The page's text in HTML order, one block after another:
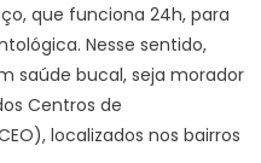
que funciona 24h, para
Nesse sentido,
saúde bucal, seja morador
Centros de
localizados nos bairros